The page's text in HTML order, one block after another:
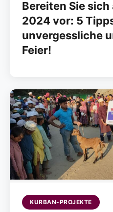
Bereiten Sie
2024 vor: 5
unvergessliche
Feier!
KURBAN-PROJEKTE